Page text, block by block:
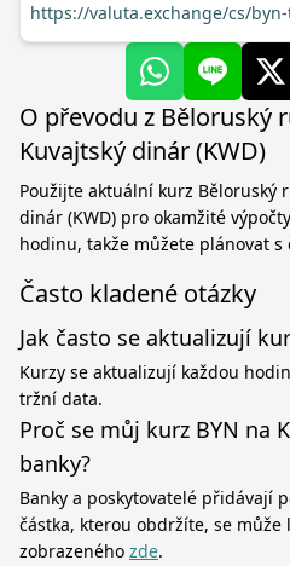
https://valuta.exchange/cs/
O převodu z Běloruský
Kuvajtský dinár (KWD)
Použijte aktuální kurz Běloruský
dinár (KWD) pro okamžité
hodinu, takže můžete plánovat s
Často kladené otázky
Jak často se aktualizují
Kurzy se aktualizují každou
tržní data.
Proč se můj kurz BYN na
banky?
Banky a poskytovatelé přidávají
částka, kterou obdržíte, se
zobrazeného zde.